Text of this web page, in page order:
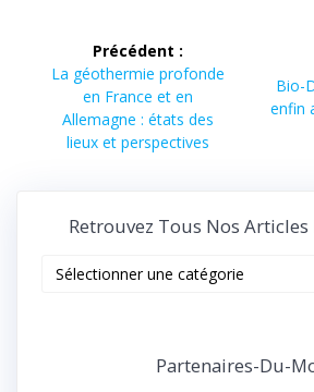
Navigation
de
l’article
Précédent :
Article
précédent :
La géothermie profonde
en France et en
Allemagne : états des
lieux et perspectives
Bio-
enfin
Retrouvez Tous Nos Articles
Partenaires-Du-